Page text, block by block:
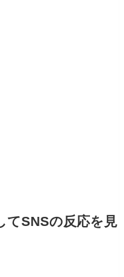
てSNSの反応を見